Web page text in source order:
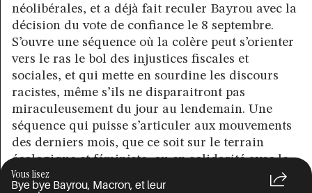
Vous lisez
Bye bye Bayrou, Macron, et leur
néolibérales, et a déjà fait reculer Bayrou avec la
décision du vote de confiance le 8 septembre.
S’ouvre une séquence où la colère peut s’orienter
vers le ras le bol des injustices fiscales et
sociales, et qui mette en sourdine les discours
racistes, même s’ils ne disparaitront pas
miraculeusement du jour au lendemain. Une
séquence qui puisse s’articuler aux mouvements
des derniers mois, que ce soit sur le terrain
écologique et féministe, ou en solidarité avec le
peuple palestinien.